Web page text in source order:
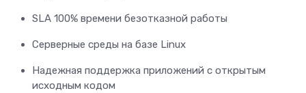
SLA 100% времени безотказной работы
Серверные среды на базе Linux
Надежная поддержка приложений с открытым
исходным кодом